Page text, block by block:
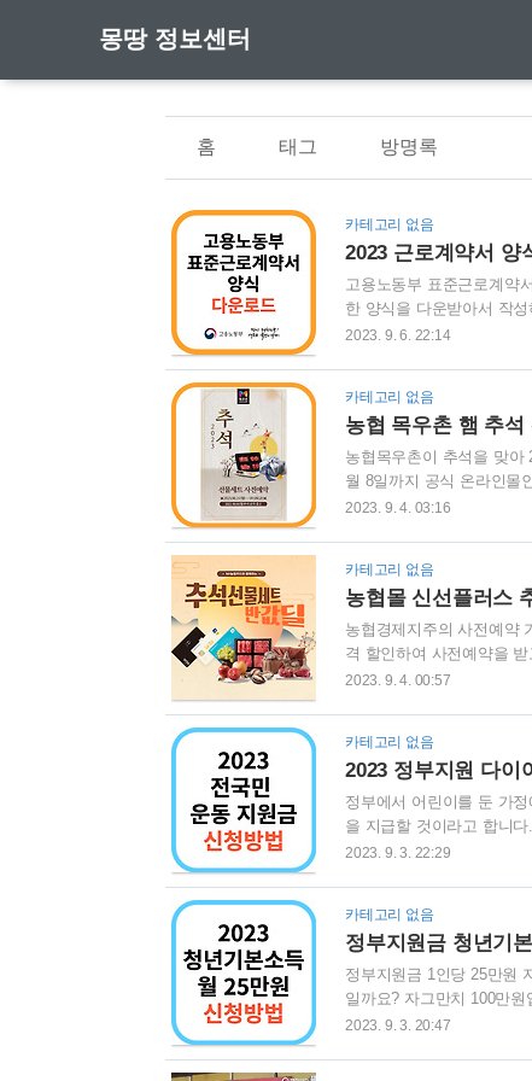
몽땅 정보센터
홈 태그 방명록
카테고리 없음
2023 근로계약서 양
고용노동부 표준근로계약
한 양식을 다운받아서 작
는 작성방법을 참고하시면
2023. 9. 6. 22:14
카테고리 없음
농협 목우촌 햄 추
농협목우촌이 추석을 맞아
월 8일까지 공식 온라인몰
선플러스 추선 기회전 바
간편HMR세트 등 총 80종
물세트의 25개 품목을
2023. 9. 4. 03:16
카테고리 없음
농협몰 신선플러스
농협경제지주의 사전예약
격 할인하여 사전예약을
다. 추석 선물세트 최대
세트 준비하시기 바랍니다
튼을 참고하셔서 50% 할
석..
2023. 9. 4. 00:57
카테고리 없음
2023 정부지원 다이
정부에서 어린이를 둔 가
을 지급할 것이라고 합니
러한 좋은 혜택과 지원금
손목닥터 9988 신청하기 (
어트 정부 지원금 보조금
2023. 9. 3. 22:29
카테고리 없음
정부지원금 청년기
정부지원금 1인당 25만원
일까요? 자그만치 100만
신청하기 (월 25만원) 신청
2023. 9. 3. 20:47